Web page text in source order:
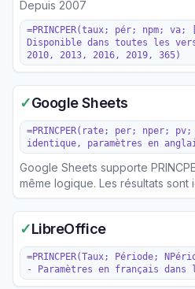
Depuis 2007
=PRINCPER(taux; pér; npm;
Disponible dans toutes les
2010, 2013, 2016, 2019, 365)
✓Google Sheets
=PRINCPER(rate; per; nper;
identique, paramètres en
Google Sheets supporte
même logique. Les résultats sont
✓LibreOffice
=PRINCPER(Taux; Période;
- Paramètres en français